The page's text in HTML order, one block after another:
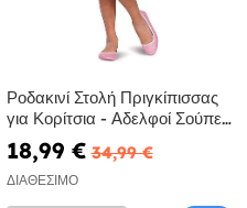
Ροδακινί Στολή Πριγκίπισσας
για Κορίτσια - Αδελφοί Σούπερ
Μάριο
18,99 € 34,99 €
ΔΙΑΘΈΣΙΜΟ